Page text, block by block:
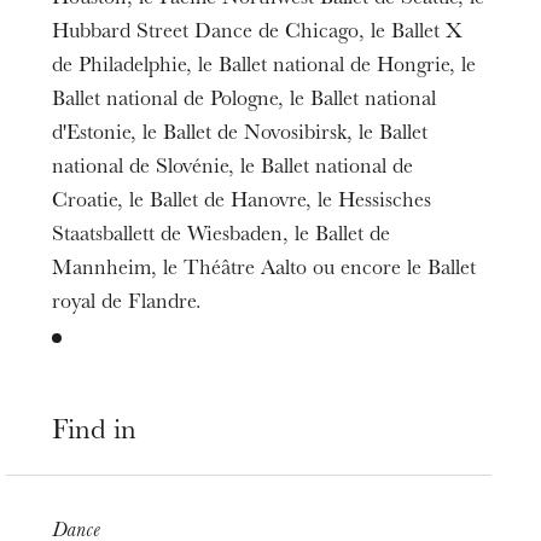
Guided tours of the Opera
Hubbard Street Dance de Chicago, le Ballet X
de Philadelphie, le Ballet national de Hongrie, le
Ballet national de Pologne, le Ballet national
d'Estonie, le Ballet de Novosibirsk, le Ballet
national de Slovénie, le Ballet national de
Croatie, le Ballet de Hanovre, le Hessisches
Staatsballett de Wiesbaden, le Ballet de
Mannheim, le Théâtre Aalto ou encore le Ballet
royal de Flandre.
Find in
Dance